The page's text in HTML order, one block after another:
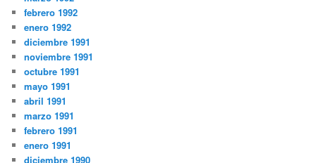
febrero 1992
enero 1992
diciembre 1991
noviembre 1991
octubre 1991
mayo 1991
abril 1991
marzo 1991
febrero 1991
enero 1991
diciembre 1990